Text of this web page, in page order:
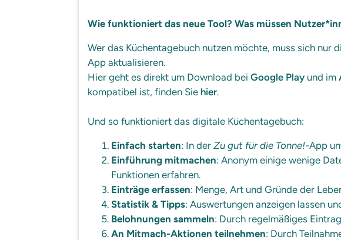
Wie funktioniert das neue Tool? Was müssen
Wer das Küchentagebuch nutzen möchte, muss sich nur
App aktualisieren.
Hier geht es direkt um Download beiGoogle Play und im
kompatibel ist, finden Sie hier.
Und so funktioniert das digitale Küchentagebuch:
Einfach starten: In derZu gut für die Tonne!-App
Einführung mitmachen: Anonym einige wenige
Funktionen erfahren.
Einträge erfassen: Menge, Art und Gründe der
Statistik & Tipps: Auswertungen anzeigen lassen
Belohnungen sammeln: Durch regelmäßiges
An Mitmach-Aktionen teilnehmen: Durch